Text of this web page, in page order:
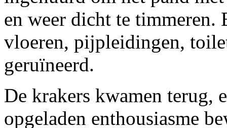
en weer dicht te
vloeren, pijpleidingen,
geruïneerd.
De krakers kwamen terug,
opgeladen enthousiasme